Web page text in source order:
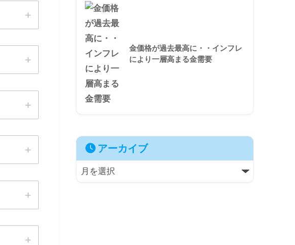
金価格が過去最高に・・インフレ
により一層高まる金需要
アーカイブ